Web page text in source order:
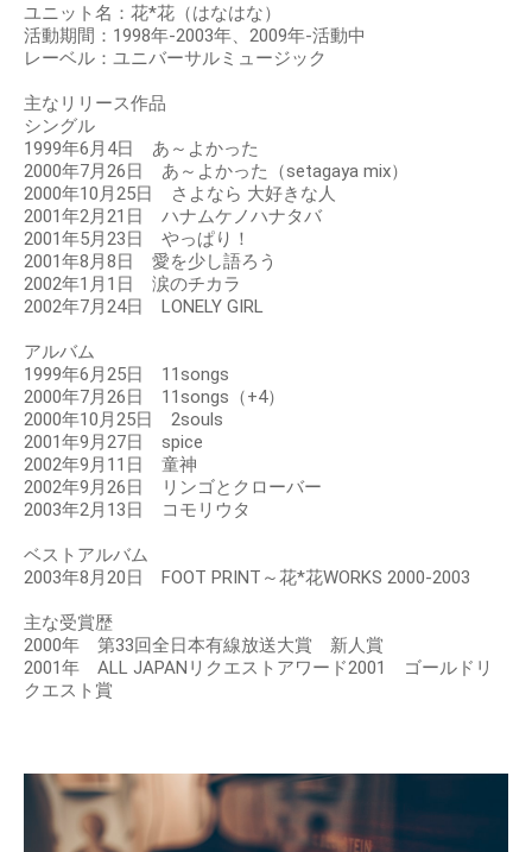
ユニット名：花*花（はなはな）
活動期間：1998年-2003年、2009年-活動中
レーベル：ユニバーサルミュージック
主なリリース作品
シングル
1999年6月4日 あ～よかった
2000年7月26日 あ～よかった（setagaya mix）
2000年10月25日 さよなら 大好きな人
2001年2月21日 ハナムケノハナタバ
2001年5月23日 やっぱり！
2001年8月8日 愛を少し語ろう
2002年1月1日 涙のチカラ
2002年7月24日 LONELY GIRL
アルバム
1999年6月25日 11songs
2000年7月26日 11songs（+4）
2000年10月25日 2souls
2001年9月27日 spice
2002年9月11日 童神
2002年9月26日 リンゴとクローバー
2003年2月13日 コモリウタ
ベストアルバム
2003年8月20日 FOOT PRINT～花*花WORKS 2000-2003
主な受賞歴
2000年 第33回全日本有線放送大賞 新人賞
2001年 ALL JAPANリクエストアワード2001 ゴールドリ
クエスト賞